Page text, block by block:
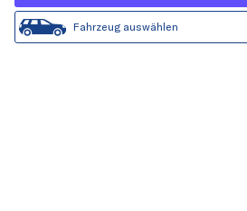
Fahrzeug auswählen